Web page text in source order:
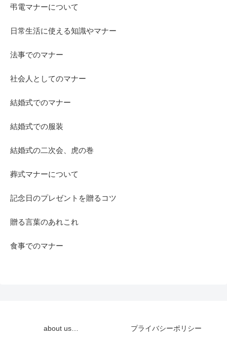
弔電マナーについて
日常生活に使える知識やマナー
法事でのマナー
社会人としてのマナー
結婚式でのマナー
結婚式での服装
結婚式の二次会、虎の巻
葬式マナーについて
記念日のプレゼントを贈るコツ
贈る言葉のあれこれ
食事でのマナー
about us… プライバシーポリシー